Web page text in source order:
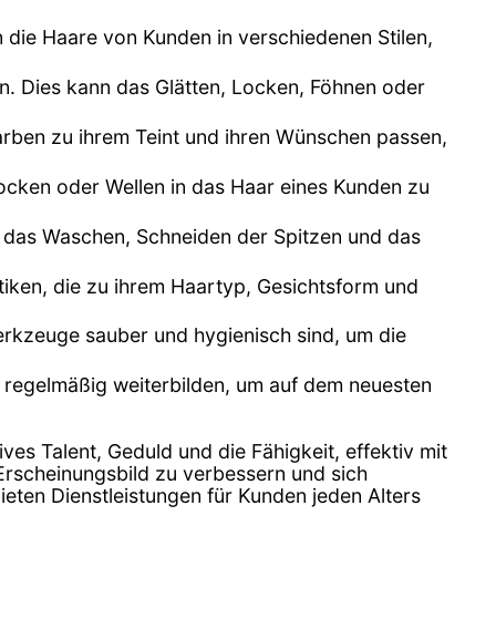
Haare von Kunden in verschiedenen Stilen,
Dies kann das Glätten, Locken, Föhnen oder
zu ihrem Teint und ihren Wünschen passen,
oder Wellen in das Haar eines Kunden zu
Waschen, Schneiden der Spitzen und das
die zu ihrem Haartyp, Gesichtsform und
sauber und hygienisch sind, um die
weiterbilden, um auf dem neuesten
Talent, Geduld und die Fähigkeit, effektiv mit
zu verbessern und sich
Dienstleistungen für Kunden jeden Alters